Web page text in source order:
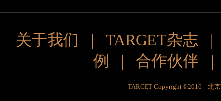
关于我们 | TARGET杂志
例
| 合作伙伴
TARGET Copyright ©2016 北